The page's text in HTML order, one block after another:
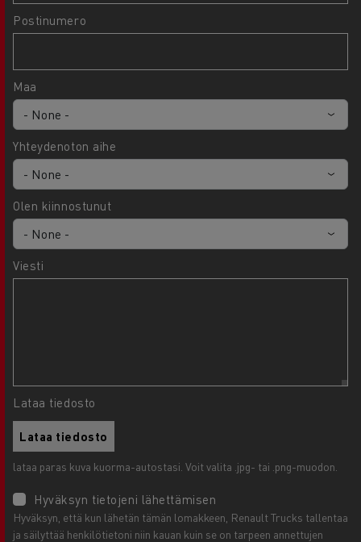
Postinumero
Maa
Yhteydenoton aihe
Olen kiinnostunut
Viesti
Lataa tiedosto
Lataa tiedosto
lataa paras kuva kuorma-autostasi. Voit valita .jpg- tai .png-muodon.
Hyväksyn tietojeni lähettämisen
Hyväksyn, että kun lähetän tämän lomakkeen, Renault Trucks tallentaa
ja säilyttää henkilötietoni niin kauan kuin se on tarpeen annettujen